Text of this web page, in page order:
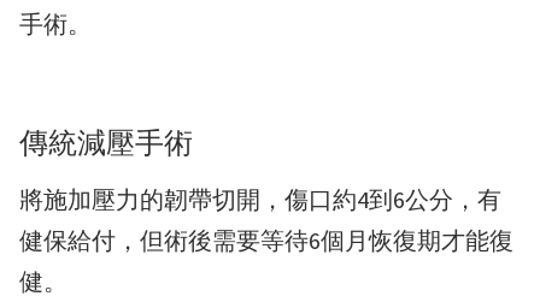
手術。
傳統減壓手術
將施加壓力的韌帶切開，傷口約4到6公分，有
健保給付，但術後需要等待6個月恢復期才能復
健。